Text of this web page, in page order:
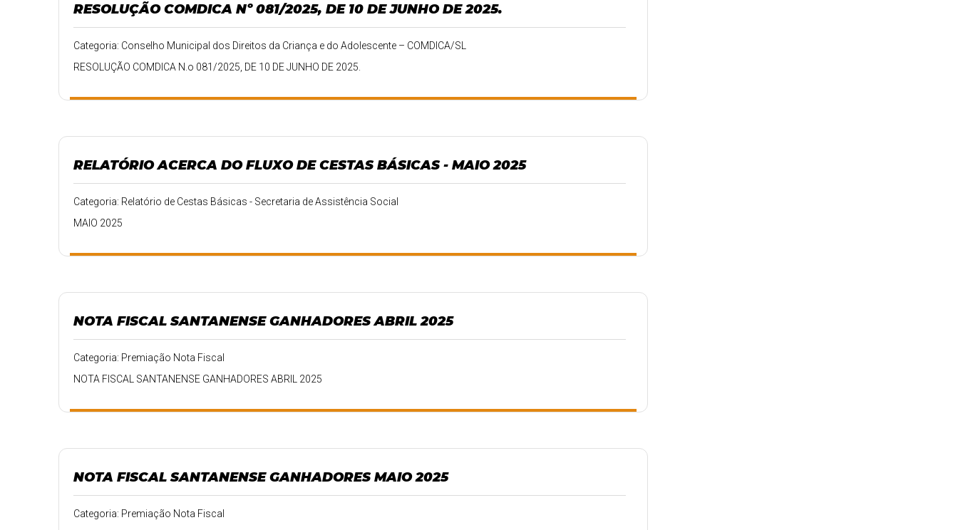
RESOLUÇÃO COMDICA Nº 081/2025, DE 10 DE JUNHO DE 2025.
Categoria: Conselho Municipal dos Direitos da Criança e do Adolescente – COMDICA/SL
RESOLUÇÃO COMDICA N.o 081/2025, DE 10 DE JUNHO DE 2025.
RELATÓRIO ACERCA DO FLUXO DE CESTAS BÁSICAS - MAIO 2025
Categoria: Relatório de Cestas Básicas - Secretaria de Assistência Social
MAIO 2025
NOTA FISCAL SANTANENSE GANHADORES ABRIL 2025
Categoria: Premiação Nota Fiscal
NOTA FISCAL SANTANENSE GANHADORES ABRIL 2025
NOTA FISCAL SANTANENSE GANHADORES MAIO 2025
Categoria: Premiação Nota Fiscal